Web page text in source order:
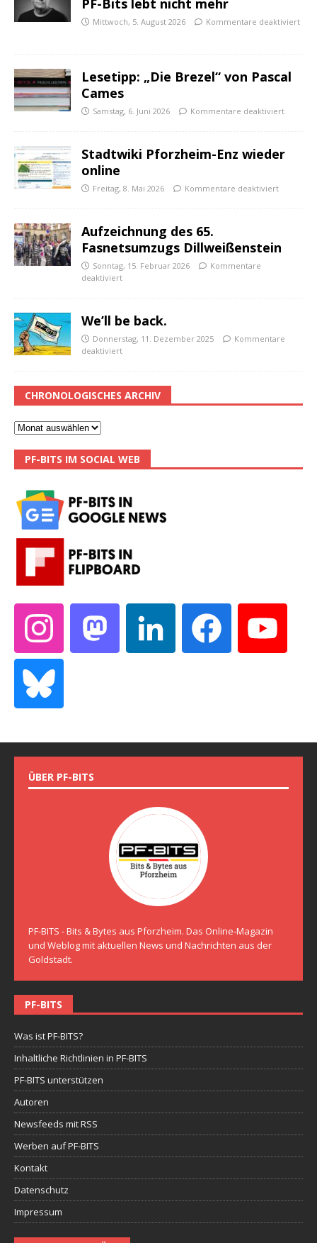
PF-Bits lebt nicht mehr
Mittwoch, 5. August 2026 Kommentare deaktiviert
Lesetipp: „Die Brezel“ von Pascal
Cames
Samstag, 6. Juni 2026 Kommentare deaktiviert
Stadtwiki Pforzheim-Enz wieder
online
Freitag, 8. Mai 2026 Kommentare deaktiviert
Aufzeichnung des 65.
Fasnetsumzugs Dillweißenstein
Sonntag, 15. Februar 2026
Kommentare
deaktiviert
We’ll be back.
Donnerstag, 11. Dezember 2025
Kommentare
deaktiviert
CHRONOLOGISCHES ARCHIV
PF-BITS IM SOCIAL WEB
ÜBER PF-BITS
PF-BITS - Bits & Bytes aus Pforzheim. Das Online-Magazin
und Weblog mit aktuellen News und Nachrichten aus der
Goldstadt.
PF-BITS
Was ist PF-BITS?
Inhaltliche Richtlinien in PF-BITS
PF-BITS unterstützen
Autoren
Newsfeeds mit RSS
Werben auf PF-BITS
Kontakt
Datenschutz
Impressum